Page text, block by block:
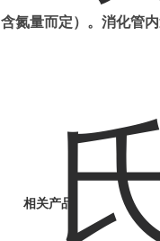
含氮量而定）。消化管
相关产品